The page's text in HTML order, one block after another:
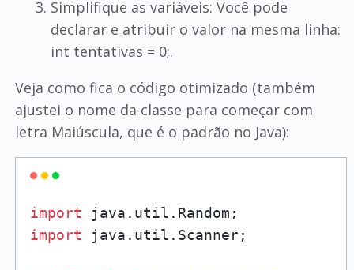
Simplifique as variáveis: Você pode
declarar e atribuir o valor na mesma linha:
int tentativas = 0;.
Veja como fica o código otimizado (também
ajustei o nome da classe para começar com
letra Maiúscula, que é o padrão no Java):
import
import java.util.Scanner;